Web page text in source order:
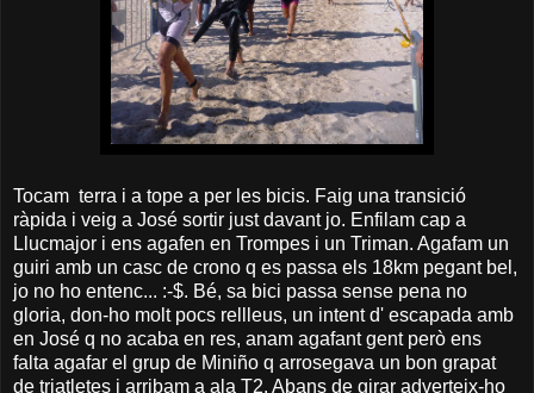
Tocam terra i a tope a per les bicis. Faig una transició
ràpida i veig a José sortir just davant jo. Enfilam cap a
Llucmajor i ens agafen en Trompes i un Triman. Agafam un
guiri amb un casc de crono q es passa els 18km pegant bel,
jo no ho entenc... :-$. Bé, sa bici passa sense pena no
gloria, don-ho molt pocs rellleus, un intent d' escapada amb
en José q no acaba en res, anam agafant gent però ens
falta agafar el grup de Miniño q arrosegava un bon grapat
de triatletes i arribam a ala T2. Abans de girar adverteix-ho